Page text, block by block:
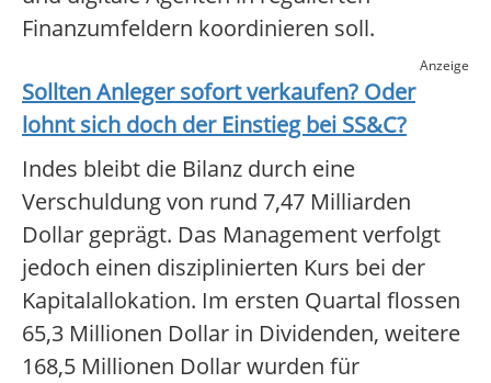
Finanzumfeldern koordinieren soll.
Anzeige
Sollten Anleger sofort verkaufen? Oder
lohnt sich doch der Einstieg bei SS&C?
Indes bleibt die Bilanz durch eine
Verschuldung von rund 7,47 Milliarden
Dollar geprägt. Das Management verfolgt
jedoch einen disziplinierten Kurs bei der
Kapitalallokation. Im ersten Quartal flossen
65,3 Millionen Dollar in Dividenden, weitere
168,5 Millionen Dollar wurden für